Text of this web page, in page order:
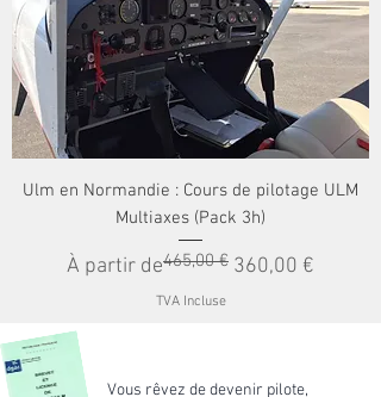
Ulm en Normandie : Cours de pilotage ULM
Multiaxes (Pack 3h)
À partir de
Prix original465,00 € 360,00 €
Prix promotionnel
TVA Incluse
Vous rêvez de devenir pilote,